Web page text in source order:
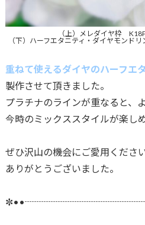
（上）メレダイヤ枠
（下）ハーフエタニティ・ダイヤモ
重ねて使えるダイヤのハーフエ
製作させて頂きました。
プラチナのラインが重なると、
今時のミックススタイルが楽し
ぜひ沢山の機会にご愛用ください
ありがとうございました。